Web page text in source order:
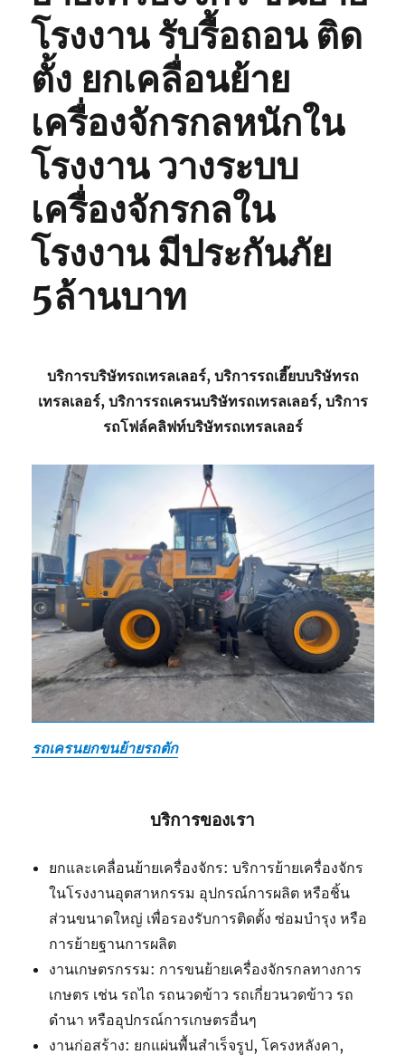
โรงงาน รับรื้อถอน ติด
ตั้ง ยกเคลื่อนย้าย
เครื่องจักรกลหนักใน
โรงงาน วางระบบ
เครื่องจักรกลใน
โรงงาน มีประกันภัย
5ล้านบาท
บริการบริษัทรถเทรลเลอร์, บริการรถเฮี๊ยบบริษัทรถ
เทรลเลอร์, บริการรถเครนบริษัทรถเทรลเลอร์, บริการ
รถโฟล์คลิฟท์บริษัทรถเทรลเลอร์
รถเครนยกขนย้ายรถตัก
บริการของเรา
ยกและเคลื่อนย้ายเครื่องจักร: บริการย้ายเครื่องจักร
ในโรงงานอุตสาหกรรม อุปกรณ์การผลิต หรือชิ้น
ส่วนขนาดใหญ่ เพื่อรองรับการติดตั้ง ซ่อมบำรุง หรือ
การย้ายฐานการผลิต
งานเกษตรกรรม: การขนย้ายเครื่องจักรกลทางการ
เกษตร เช่น รถไถ รถนวดข้าว รถเกี่ยวนวดข้าว รถ
ดำนา หรืออุปกรณ์การเกษตรอื่นๆ
งานก่อสร้าง: ยกแผ่นพื้นสำเร็จรูป, โครงหลังคา,